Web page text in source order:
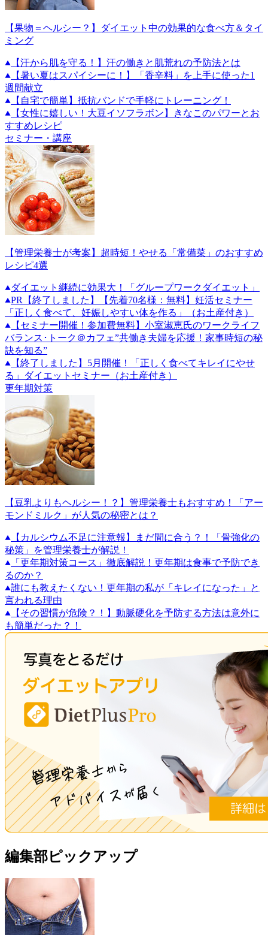
【果物＝ヘルシー？】ダイエット中の効果的な食べ方＆タイ
ミング
【汗から肌を守る！】汗の働きと肌荒れの予防法とは
【暑い夏はスパイシーに！】「香辛料」を上手に使った1
週間献立
【自宅で簡単】抵抗バンドで手軽にトレーニング！
【女性に嬉しい！大豆イソフラボン】きなこのパワーとお
すすめレシピ
セミナー・講座
【管理栄養士が考案】超時短！やせる「常備菜」のおすすめ
レシピ4選
ダイエット継続に効果大！「グループワークダイエット」
PR 【終了しました】【先着70名様：無料】妊活セミナー
「正しく食べて、妊娠しやすい体を作る」（お土産付き）
【セミナー開催！参加費無料】小室淑恵氏のワークライフ
バランス･トーク＠カフェ”共働き夫婦を応援！家事時短の秘
訣を知る”
【終了しました】5月開催！「正しく食べてキレイにやせ
る」ダイエットセミナー（お土産付き）
更年期対策
【豆乳よりもヘルシー！？】管理栄養士もおすすめ！「アー
モンドミルク」が人気の秘密とは？
【カルシウム不足に注意報】まだ間に合う？！「骨強化の
秘策」を管理栄養士が解説！
「更年期対策コース」徹底解説！更年期は食事で予防でき
るのか？
誰にも教えたくない！更年期の私が「キレイになった」と
言われる理由
【その習慣が危険？！】動脈硬化を予防する方法は意外に
も簡単だった？！
編集部ピックアップ